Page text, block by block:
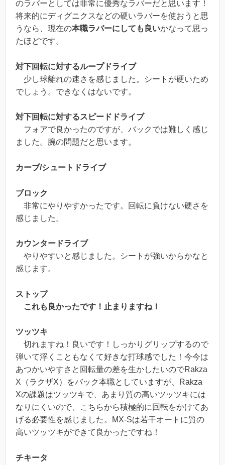
のラバーとしては非常に優秀なラバーだと思います！
将来的にディグニクスなどの硬いラバーを使おうと思
うなら、現在の本職ラバーにしても良いかなって思っ
たほどです。
対下回転に対するループドライブ
少し球離れの速さを感じました。シートが硬いため
でしょう。できなくはないです。
対下回転に対するスピードドライブ
フォアで良かったのですが、バックでは難しく感じ
ました。腕の問題だと思います。
カーブ/シュートドライブ
ブロック
非常にやりやすかったです。回転に負けない硬さを
感じました。
カウンタードライブ
やりやすいと感じました。シートが強いからかなと
感じます。
ストップ
これも良かったです！止まりますね！
ツッツキ
切れますね！良いです！しっかりグリップするので
弾いて浮くこともなくて好きな打球感でした！ 今今は
あつかいやすさと回転量の差を生かしたいのでRakza
X（ラクザX）をバック本職としていますが、Rakza
Xの課題はツッツキで、あまり質の高いツッツキには
なりにくいので、こちらから積極的に回転をかけてあ
げる必要性を感じました。MX-Sは若干オートに質の
高いツッツキができて良かったですね！
チキータ